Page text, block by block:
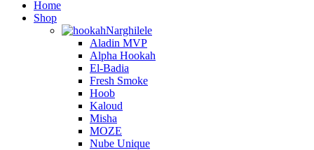
Home
Shop
Narghilele
Aladin MVP
Alpha Hookah
El-Badia
Fresh Smoke
Hoob
Kaloud
Misha
MOZE
Nube Unique